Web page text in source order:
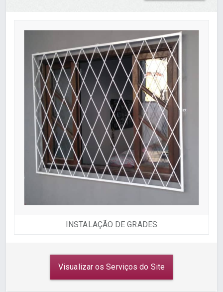
INSTALAÇÃO DE GRADES
Visualizar os Serviços do Site